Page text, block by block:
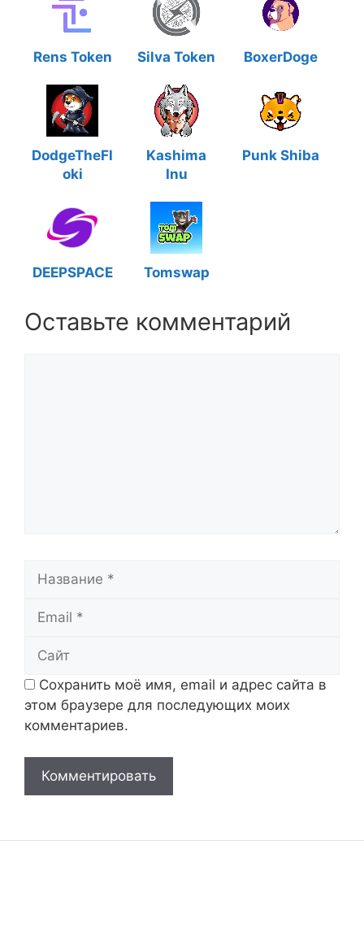
Rens Token Silva Token BoxerDoge
DodgeTheFl
oki
Kashima
Inu
Punk Shiba
DEEPSPACE Tomswap
Оставьте комментарий
Название
Email
Сайт
Сохранить моё имя, email и адрес сайта в
этом браузере для последующих моих
комментариев.